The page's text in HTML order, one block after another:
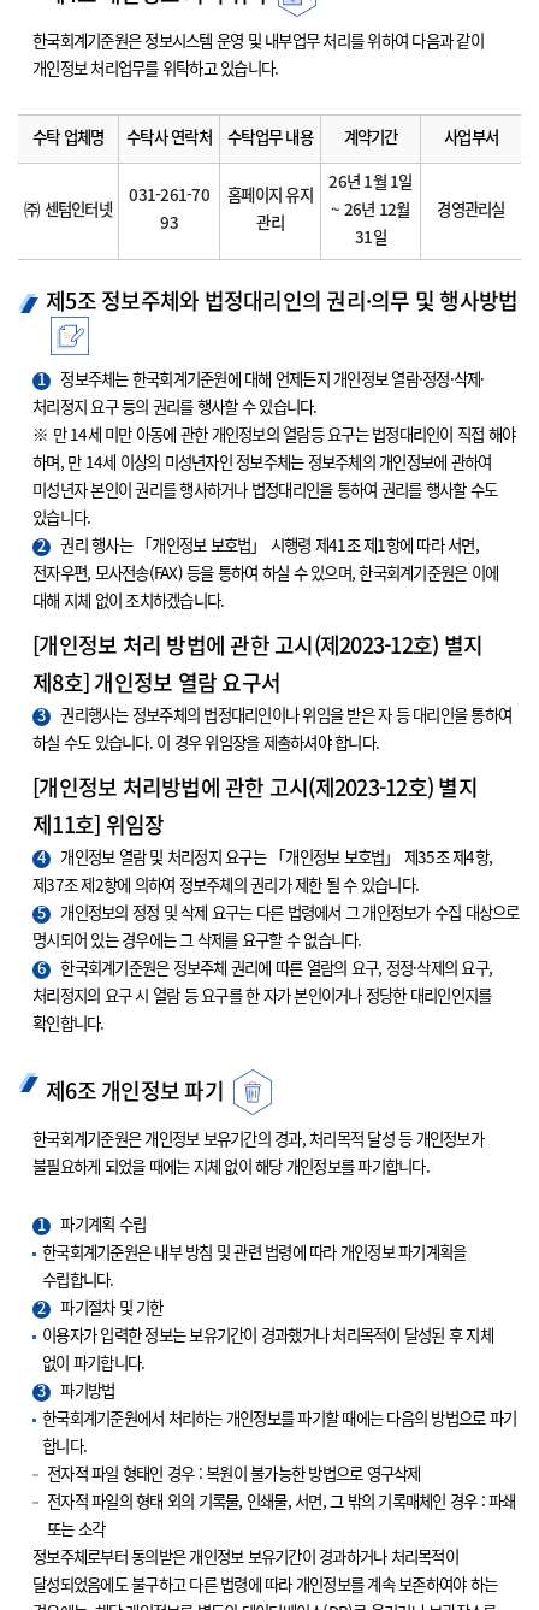
한국회계기준원은 정보시스템 운영 및 내부업무 처리를 위하여 다음과 같이
개인정보 처리업무를 위탁하고 있습니다.
수탁 업체명 수탁사 연락처 수탁업무 내용 계약기간 사업부서
㈜ 센텀인터넷
031-261-70
93
홈페이지 유지
관리
26년 1월 1일
~ 26년 12월
31일
경영관리실
제5조 정보주체와 법정대리인의 권리·의무 및 행사방법
1
정보주체는 한국회계기준원에 대해 언제든지 개인정보 열람·정정·삭제·
처리정지 요구 등의 권리를 행사할 수 있습니다.
※ 만 14세 미만 아동에 관한 개인정보의 열람등 요구는 법정대리인이 직접 해야
하며, 만 14세 이상의 미성년자인 정보주체는 정보주체의 개인정보에 관하여
미성년자 본인이 권리를 행사하거나 법정대리인을 통하여 권리를 행사할 수도
있습니다.
2
권리 행사는 「개인정보 보호법」 시행령 제41조 제1항에 따라 서면,
전자우편, 모사전송(FAX) 등을 통하여 하실 수 있으며, 한국회계기준원은 이에
대해 지체 없이 조치하겠습니다.
[개인정보 처리 방법에 관한 고시(제2023-12호) 별지
제8호] 개인정보 열람 요구서
3
권리행사는 정보주체의 법정대리인이나 위임을 받은 자 등 대리인을 통하여
하실 수도 있습니다. 이 경우 위임장을 제출하셔야 합니다.
[개인정보 처리방법에 관한 고시(제2023-12호) 별지
제11호] 위임장
4
개인정보 열람 및 처리정지 요구는 「개인정보 보호법」 제35조 제4항,
제37조 제2항에 의하여 정보주체의 권리가 제한 될 수 있습니다.
5
개인정보의 정정 및 삭제 요구는 다른 법령에서 그 개인정보가 수집 대상으로
명시되어 있는 경우에는 그 삭제를 요구할 수 없습니다.
6
한국회계기준원은 정보주체 권리에 따른 열람의 요구, 정정·삭제의 요구,
처리정지의 요구 시 열람 등 요구를 한 자가 본인이거나 정당한 대리인인지를
확인합니다.
제6조 개인정보 파기
한국회계기준원은 개인정보 보유기간의 경과, 처리목적 달성 등 개인정보가
불필요하게 되었을 때에는 지체 없이 해당 개인정보를 파기합니다.
1
파기계획 수립
한국회계기준원은 내부 방침 및 관련 법령에 따라 개인정보 파기계획을
수립합니다.
2
파기절차 및 기한
이용자가 입력한 정보는 보유기간이 경과했거나 처리목적이 달성된 후 지체
없이 파기합니다.
3
파기방법
한국회계기준원에서 처리하는 개인정보를 파기할 때에는 다음의 방법으로 파기
합니다.
전자적 파일 형태인 경우 : 복원이 불가능한 방법으로 영구삭제
전자적 파일의 형태 외의 기록물, 인쇄물, 서면, 그 밖의 기록매체인 경우 : 파쇄
또는 소각
정보주체로부터 동의받은 개인정보 보유기간이 경과하거나 처리목적이
달성되었음에도 불구하고 다른 법령에 따라 개인정보를 계속 보존하여야 하는